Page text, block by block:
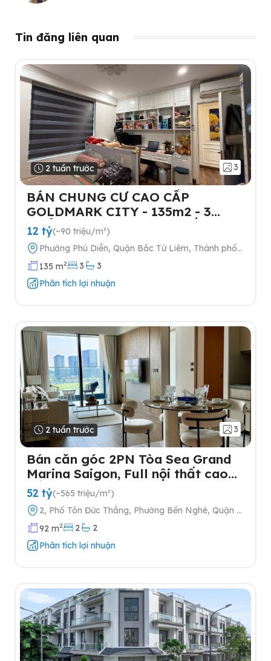
Tin đăng liên quan
2 tuần trước 3
BÁN CHUNG CƯ CAO CẤP
GOLDMARK CITY - 135m2 - 3
NGỦ-TẶNG FULL NỘI THẤT- 2
SLOT Ô TÔ
12 tỷ(~90 triệu/m²)
Phường Phú Diễn, Quận Bắc Từ Liêm, Thành phố
Hà Nội
135 m2 3
3
Phân tích lợi nhuận
2 tuần trước 3
Bán căn góc 2PN Tòa Sea Grand
Marina Saigon, Full nội thất cao
cấp
52 tỷ(~565 triệu/m²)
2, Phố Tôn Đức Thắng, Phường Bến Nghé, Quận 1,
Thành phố Hồ Chí Minh
92 m2 2
2
Phân tích lợi nhuận